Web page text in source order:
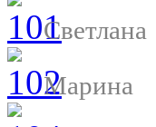
Светлана
Марина